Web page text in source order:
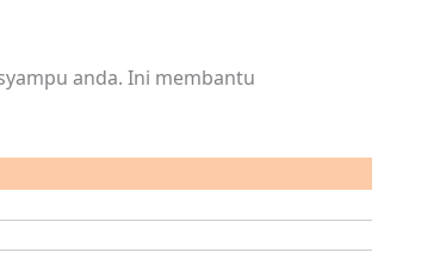
anda. Ini membantu